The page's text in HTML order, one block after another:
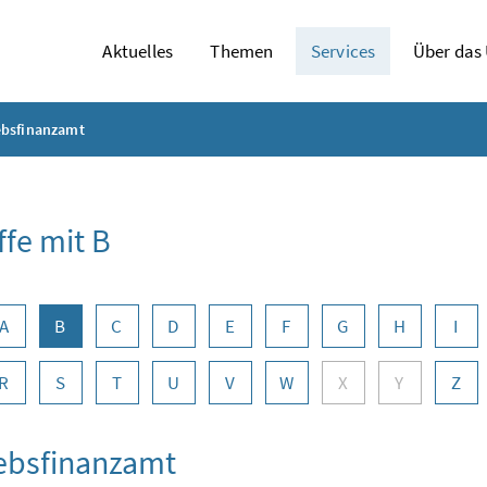
Aktuelles Themen Services Über das
mit B
A B C D E F G H I
R S T U V W X Y Z